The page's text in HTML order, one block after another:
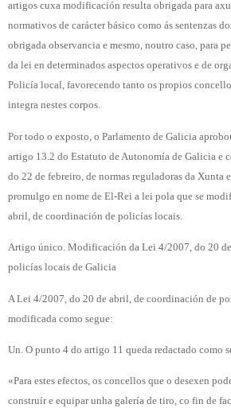
artigos cuxa modificación resulta obrigada para
normativos de carácter básico como ás sentenzas
obrigada observancia e mesmo, noutro caso, para
da lei en determinados aspectos operativos e de
Policía local, favorecendo tanto os propios
integra nestes corpos.
Por todo o exposto, o Parlamento de Galicia
artigo 13.2 do Estatuto de Autonomía de Galicia e
do 22 de febreiro, de normas reguladoras da Xunta e
promulgo en nome de El-Rei a lei pola que se
abril, de coordinación de policías locais.
Artigo único. Modificación da Lei 4/2007, do 20
policías locais de Galicia
A Lei 4/2007, do 20 de abril, de coordinación de
modificada como segue:
Un. O punto 4 do artigo 11 queda redactado como
«Para estes efectos, os concellos que o desexen
construír e equipar unha galería de tiro, co fin de